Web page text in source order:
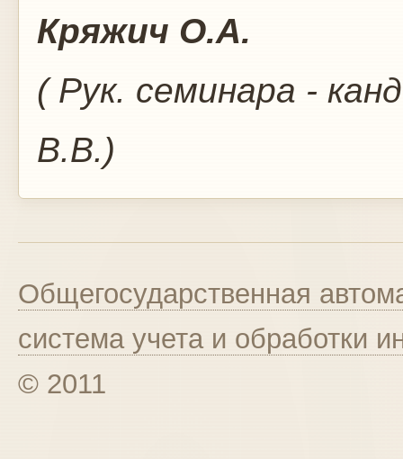
Кряжич О.А.
( Рук. семинара -
В.В.)
Общегосударственная
система учета и обработки
© 2011